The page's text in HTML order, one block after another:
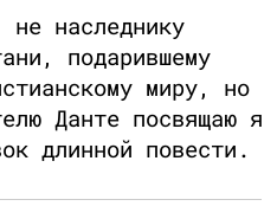
наследнику
подарившему
миру, но
Данте посвящаю я
длинной повести.